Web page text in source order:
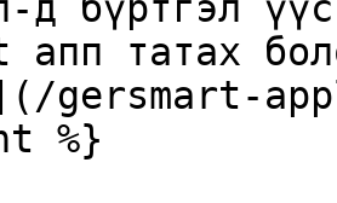
апп татах
gersmart-
%}